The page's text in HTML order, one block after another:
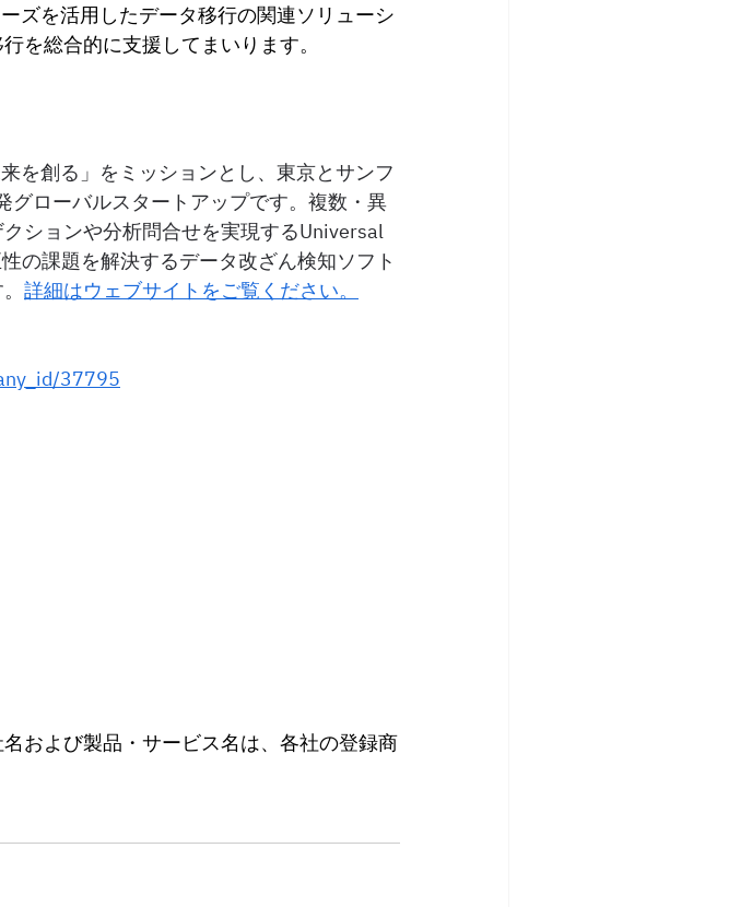
ズを活用したデータ移行の関連ソリューシ
を総合的に支援してまいります。
を創る」をミッションとし、東京とサンフ
ローバルスタートアップです。複数・異
ションや分析問合せを実現するUniversal
の課題を解決するデータ改ざん検知ソフト
詳細はウェブサイトをご覧ください。
37795
および製品・サービス名は、各社の登録商